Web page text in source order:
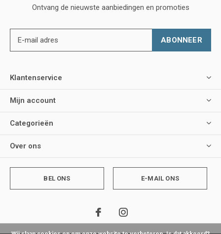
Ontvang de nieuwste aanbiedingen en promoties
ABONNEER
Klantenservice
Mijn account
Categorieën
Over ons
BEL ONS E-MAIL ONS